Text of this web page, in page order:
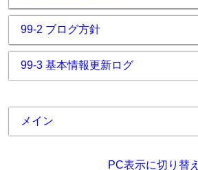
99-2 ブログ方針
99-3 基本情報更新ログ
メイン
PC表示に切り替え